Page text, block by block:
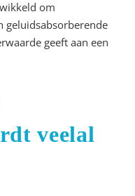
om
geluidsabsorberende
geeft aan een
veelal